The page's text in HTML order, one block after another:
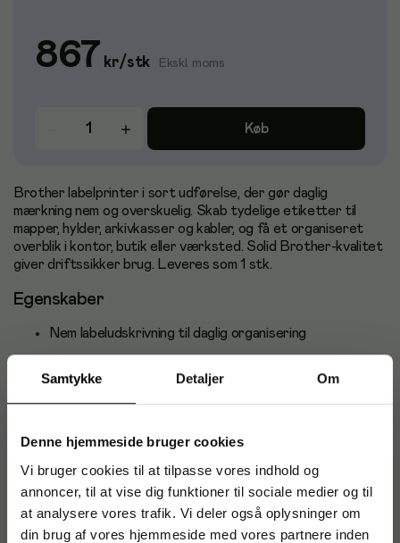
Samtykke Detaljer Om
Denne hjemmeside bruger cookies
Vi bruger cookies til at tilpasse vores indhold og
annoncer, til at vise dig funktioner til sociale medier og til
at analysere vores trafik. Vi deler også oplysninger om
din brug af vores hjemmeside med vores partnere inden
867 kr/stk Ekskl. moms
Køb
Brother labelprinter i sort udførelse, der gør daglig
mærkning nem og overskuelig. Skab tydelige etiketter til
mapper, hylder, arkivkasser og kabler, og få et organiseret
overblik i kontor, butik eller værksted. Solid Brother-kvalitet
giver driftssikker brug. Leveres som 1 stk.
Egenskaber
Nem labeludskrivning til daglig organisering
Termoteknologi – ingen blæk eller toner nødvendig
(etiketruller/tape)
Klar, letlæselig tekst på etiketter
Anvendelse og brugere
Velegnet til kontorer, skoler, butikker, lagre og hjemmebrug.